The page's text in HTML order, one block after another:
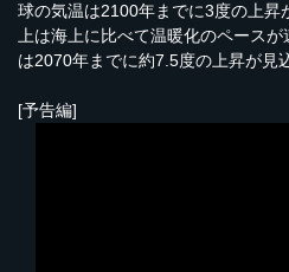
球の気温は2100年までに3度の上昇
上は海上に比べて温暖化のペース
は2070年までに約7.5度の上昇が見
[予告編]